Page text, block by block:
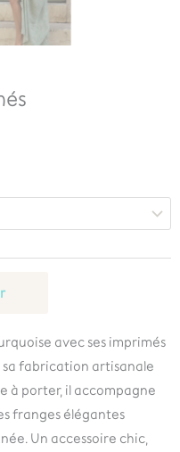
avec ses imprimés
sa fabrication artisanale
à porter, il accompagne
franges élégantes
Un accessoire chic,